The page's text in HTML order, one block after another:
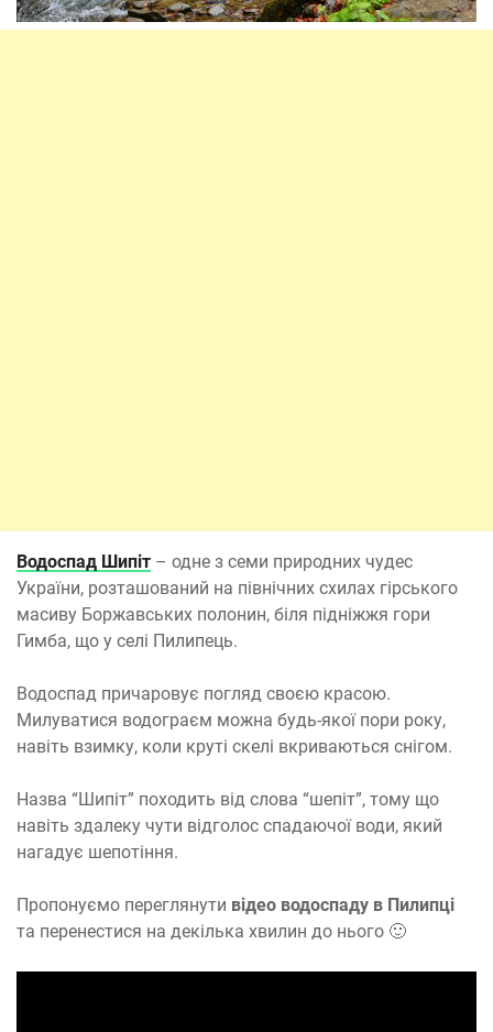
Водоспад Шипіт – одне з семи природних чудес
України, розташований на північних схилах гірського
масиву Боржавських полонин, біля підніжжя гори
Гимба, що у селі Пилипець.
Водоспад причаровує погляд своєю красою.
Милуватися водограєм можна будь-якої пори року,
навіть взимку, коли круті скелі вкриваються снігом.
Назва “Шипіт” походить від слова “шепіт”, тому що
навіть здалеку чути відголос спадаючої води, який
нагадує шепотіння.
Пропонуємо переглянути відео водоспаду в Пилипці
та перенестися на декілька хвилин до нього 🙂